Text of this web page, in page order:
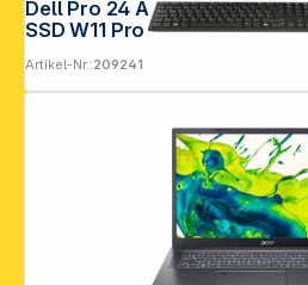
Dell Pro 24 All-in-One QC24251 CU5 16GB
SSD W11 Pro
Artikel-Nr.:209241